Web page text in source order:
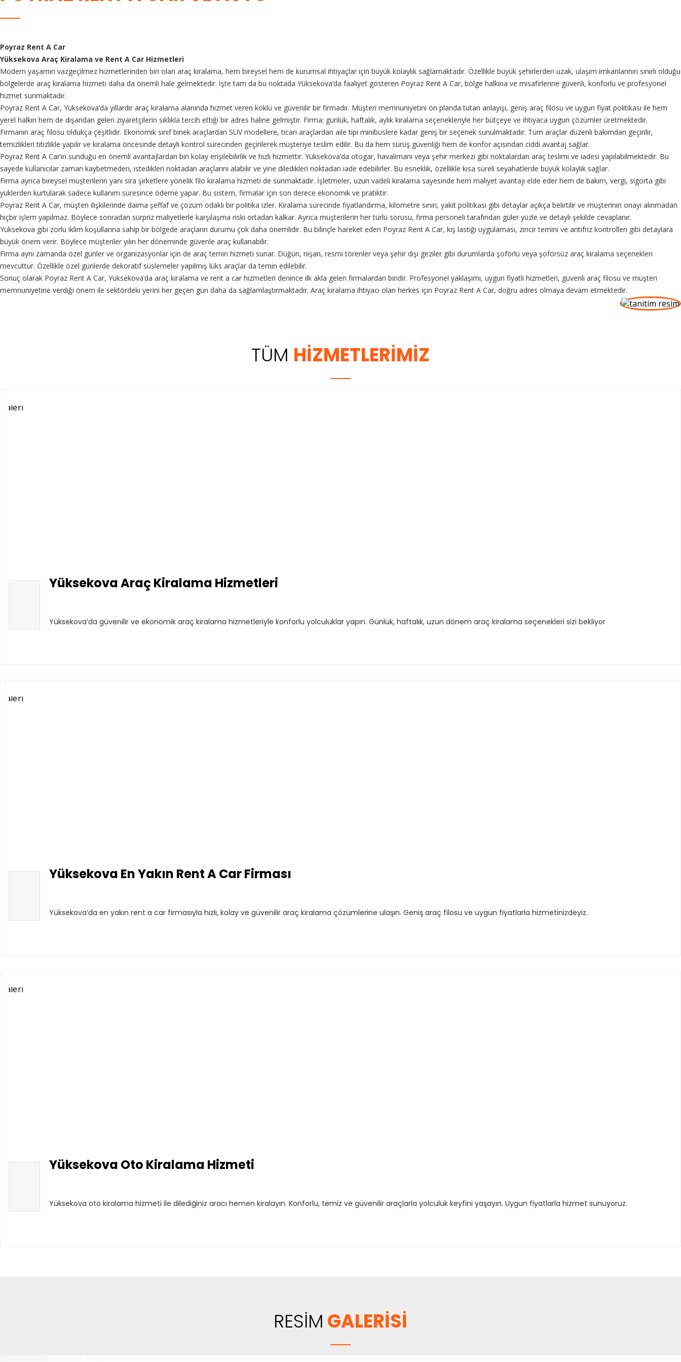
Poyraz Rent A Car
Yüksekova Araç Kiralama ve Rent A Car Hizmetleri
Modern yaşamın vazgeçilmez hizmetlerinden biri olan araç kiralama, hem bireysel hem de kurumsal ihtiyaçlar için büyük kolaylık sağlamaktadır. Özellikle büyük şehirlerden uzak, ulaşım imkanlarının sınırlı olduğu
bölgelerde araç kiralama hizmeti daha da önemli hale gelmektedir. İşte tam da bu noktada Yüksekova’da faaliyet gösteren Poyraz Rent A Car, bölge halkına ve misafirlerine güvenli, konforlu ve profesyonel
hizmet sunmaktadır.
Poyraz Rent A Car, Yüksekova’da yıllardır araç kiralama alanında hizmet veren köklü ve güvenilir bir firmadır. Müşteri memnuniyetini ön planda tutan anlayışı, geniş araç filosu ve uygun fiyat politikası ile hem
yerel halkın hem de dışarıdan gelen ziyaretçilerin sıklıkla tercih ettiği bir adres haline gelmiştir. Firma; günlük, haftalık, aylık kiralama seçenekleriyle her bütçeye ve ihtiyaca uygun çözümler üretmektedir.
Firmanın araç filosu oldukça çeşitlidir. Ekonomik sınıf binek araçlardan SUV modellere, ticari araçlardan aile tipi minibüslere kadar geniş bir seçenek sunulmaktadır. Tüm araçlar düzenli bakımdan geçirilir,
temizlikleri titizlikle yapılır ve kiralama öncesinde detaylı kontrol sürecinden geçirilerek müşteriye teslim edilir. Bu da hem sürüş güvenliği hem de konfor açısından ciddi avantaj sağlar.
Poyraz Rent A Car’ın sunduğu en önemli avantajlardan biri kolay erişilebilirlik ve hızlı hizmettir. Yüksekova’da otogar, havalimanı veya şehir merkezi gibi noktalardan araç teslimi ve iadesi yapılabilmektedir. Bu
sayede kullanıcılar zaman kaybetmeden, istedikleri noktadan araçlarını alabilir ve yine diledikleri noktadan iade edebilirler. Bu esneklik, özellikle kısa süreli seyahatlerde büyük kolaylık sağlar.
Firma ayrıca bireysel müşterilerin yanı sıra şirketlere yönelik filo kiralama hizmeti de sunmaktadır. İşletmeler, uzun vadeli kiralama sayesinde hem maliyet avantajı elde eder hem de bakım, vergi, sigorta gibi
yüklerden kurtularak sadece kullanım süresince ödeme yapar. Bu sistem, firmalar için son derece ekonomik ve pratiktir.
Poyraz Rent A Car, müşteri ilişkilerinde daima şeffaf ve çözüm odaklı bir politika izler. Kiralama sürecinde fiyatlandırma, kilometre sınırı, yakıt politikası gibi detaylar açıkça belirtilir ve müşterinin onayı alınmadan
hiçbir işlem yapılmaz. Böylece sonradan sürpriz maliyetlerle karşılaşma riski ortadan kalkar. Ayrıca müşterilerin her türlü sorusu, firma personeli tarafından güler yüzle ve detaylı şekilde cevaplanır.
Yüksekova gibi zorlu iklim koşullarına sahip bir bölgede araçların durumu çok daha önemlidir. Bu bilinçle hareket eden Poyraz Rent A Car, kış lastiği uygulaması, zincir temini ve antifriz kontrolleri gibi detaylara
büyük önem verir. Böylece müşteriler yılın her döneminde güvenle araç kullanabilir.
Firma aynı zamanda özel günler ve organizasyonlar için de araç temin hizmeti sunar. Düğün, nişan, resmi törenler veya şehir dışı geziler gibi durumlarda şoförlü veya şoförsüz araç kiralama seçenekleri
mevcuttur. Özellikle özel günlerde dekoratif süslemeler yapılmış lüks araçlar da temin edilebilir.
Sonuç olarak Poyraz Rent A Car, Yüksekova’da araç kiralama ve rent a car hizmetleri denince ilk akla gelen firmalardan biridir. Profesyonel yaklaşımı, uygun fiyatlı hizmetleri, güvenli araç filosu ve müşteri
memnuniyetine verdiği önem ile sektördeki yerini her geçen gün daha da sağlamlaştırmaktadır. Araç kiralama ihtiyacı olan herkes için Poyraz Rent A Car, doğru adres olmaya devam etmektedir.
TÜM HİZMETLERİMİZ
Yüksekova Araç Kiralama Hizmetleri
Yüksekova’da güvenilir ve ekonomik araç kiralama hizmetleriyle konforlu yolculuklar yapın. Günlük, haftalık, uzun dönem araç kiralama seçenekleri sizi bekliyor
Yüksekova En Yakın Rent A Car Firması
Yüksekova’da en yakın rent a car firmasıyla hızlı, kolay ve güvenilir araç kiralama çözümlerine ulaşın. Geniş araç filosu ve uygun fiyatlarla hizmetinizdeyiz.
Yüksekova Oto Kiralama Hizmeti
Yüksekova oto kiralama hizmeti ile dilediğiniz aracı hemen kiralayın. Konforlu, temiz ve güvenilir araçlarla yolculuk keyfini yaşayın. Uygun fiyatlarla hizmet sunuyoruz.
RESİM GALERİSİ